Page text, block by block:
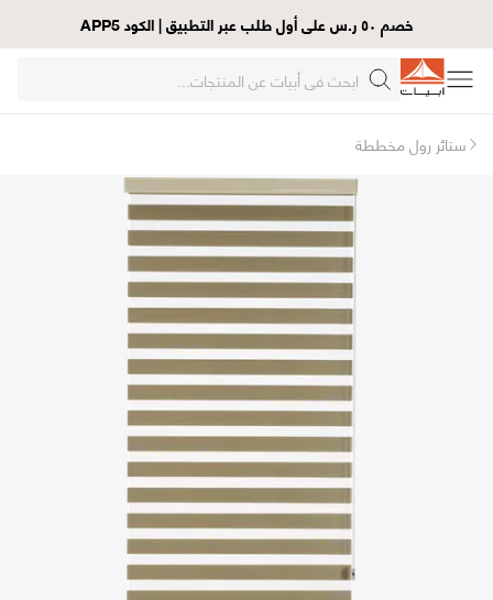
خصم ٥٠ ر.س على أول طلب عبر التطبيق | الكود APP5
ستائر رول مخططة